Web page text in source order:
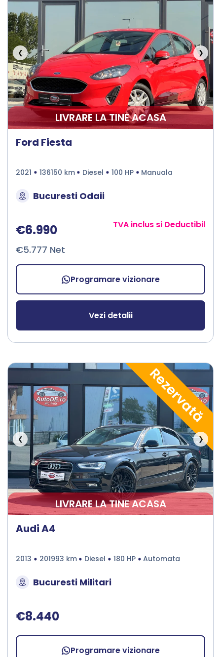
❮ ❯
LIVRARE LA TINE ACASA
Ford Fiesta
2021 136150 km Diesel 100 HP Manuala
Bucuresti Odaii
€6.990
€5.777 Net
TVA inclus si Deductibil
Programare vizionare
Vezi detalii
Rezervată
❮ ❯
LIVRARE LA TINE ACASA
Audi A4
2013 201993 km Diesel 180 HP Automata
Bucuresti Militari
€8.440
Programare vizionare